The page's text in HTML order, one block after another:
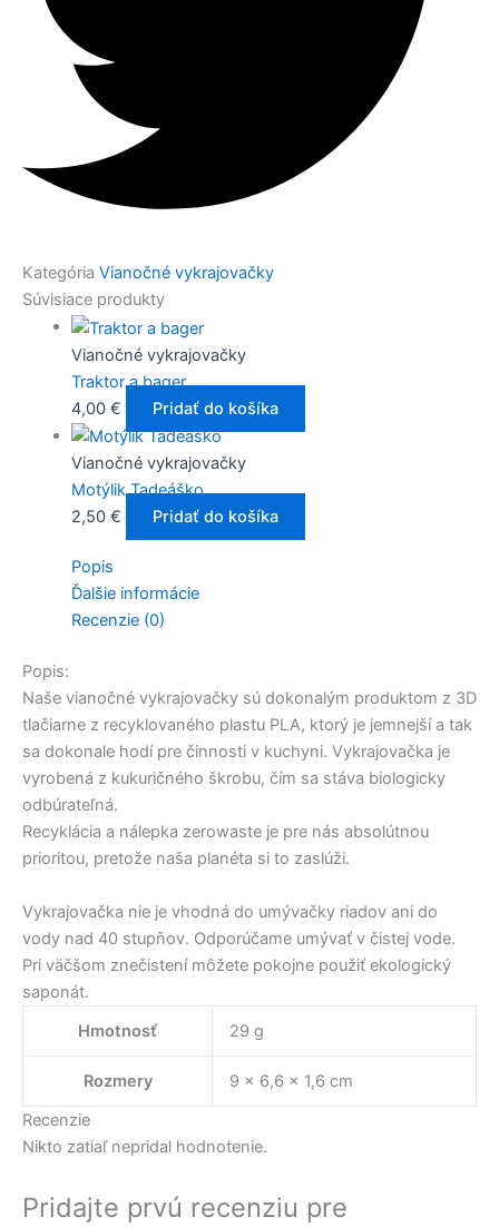
Kategória Vianočné vykrajovačky
Súvisiace produkty
Vianočné vykrajovačky
Traktor a bager
4,00 € Pridať do košíka
Vianočné vykrajovačky
Motýlik Tadeáško
2,50 € Pridať do košíka
Popis
Ďalšie informácie
Recenzie (0)
Popis:
Naše vianočné vykrajovačky sú dokonalým produktom z 3D
tlačiarne z recyklovaného plastu PLA, ktorý je jemnejší a tak
sa dokonale hodí pre činnosti v kuchyni. Vykrajovačka je
vyrobená z kukuričného škrobu, čím sa stáva biologicky
odbúrateľná.
Recyklácia a nálepka zerowaste je pre nás absolútnou
prioritou, pretože naša planéta si to zaslúži.
Vykrajovačka nie je vhodná do umývačky riadov ani do
vody nad 40 stupňov. Odporúčame umývať v čistej vode.
Pri väčšom znečistení môžete pokojne použiť ekologický
saponát.
Hmotnosť
29 g
Rozmery
9 × 6,6 × 1,6 cm
Recenzie
Nikto zatiaľ nepridal hodnotenie.
Pridajte prvú recenziu pre